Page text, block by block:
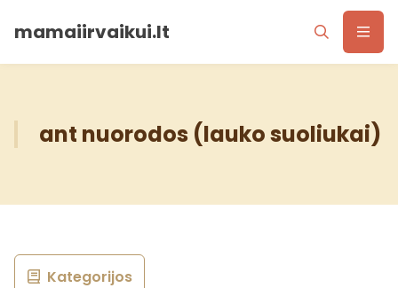
mamaiirvaikui.lt
ant nuorodos (lauko suoliukai)
Kategorijos